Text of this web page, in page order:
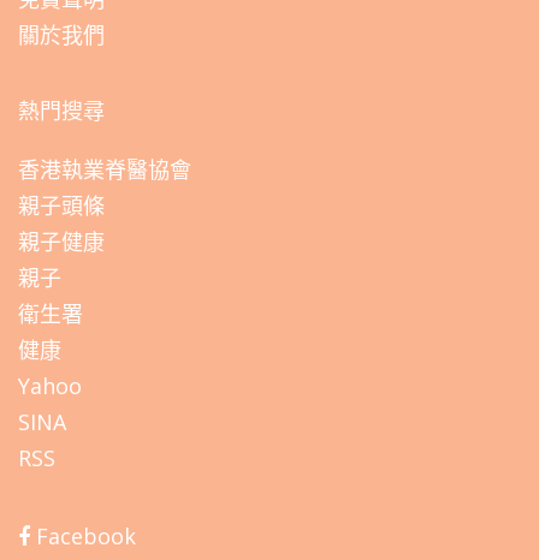
關於我們
熱門搜尋
香港執業脊醫協會
親子頭條
親子健康
親子
衛生署
健康
Yahoo
SINA
RSS
Facebook